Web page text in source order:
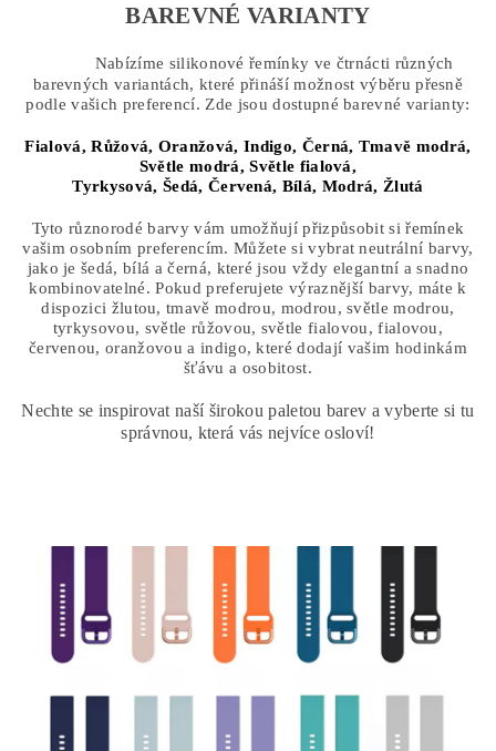
BAREVNÉ VARIANTY
Nabízíme silikonové řemínky ve čtrnácti různých
barevných variantách, které přináší možnost výběru přesně
podle vašich preferencí. Zde jsou dostupné barevné varianty:
Fialová,Růžová, Oranžová, Indigo, Černá, Tmavě modrá,
Světle modrá, Světle fialová,
Tyrkysová, Šedá, Červená, Bílá, Modrá, Žlutá
Tyto různorodé barvy vám umožňují přizpůsobit si řemínek
vašim osobním preferencím. Můžete si vybrat neutrální barvy,
jako je šedá, bílá a černá, které jsou vždy elegantní a snadno
kombinovatelné. Pokud preferujete výraznější barvy, máte k
dispozici žlutou, tmavě modrou, modrou, světle modrou,
tyrkysovou, světle růžovou, světle fialovou, fialovou,
červenou, oranžovou a indigo, které dodají vašim hodinkám
šťávu a osobitost.
Nechte se inspirovat naší širokou paletou barev a vyberte si tu
správnou, která vás nejvíce osloví!